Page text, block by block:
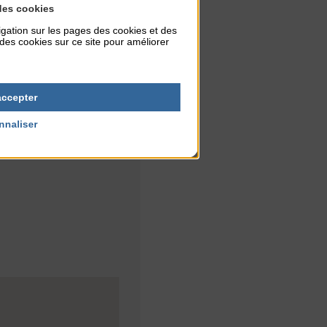
cookies
sur les pages des cookies et des
cookies sur ce site pour améliorer